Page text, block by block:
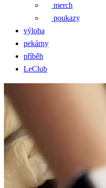
merch
poukazy
výloha
pekárny
příběh
LeClub